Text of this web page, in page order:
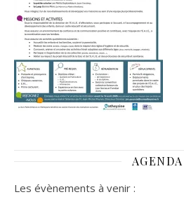
AGENDA
Les évènements à venir :